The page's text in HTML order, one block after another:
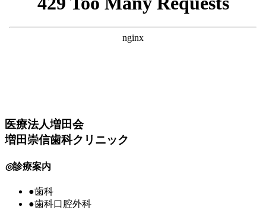
医療法人増田会
増田崇信歯科クリニック
◎診療案内
●歯科
●歯科口腔外科